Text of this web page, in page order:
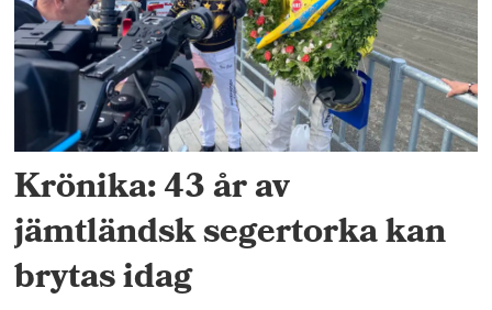
Krönika: 43 år av
jämtländsk segertorka kan
brytas idag